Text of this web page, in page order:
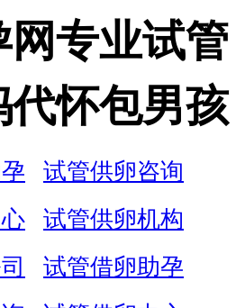
专业试管
怀包男孩
试管供卵咨询
试管供卵机构
试管借卵助孕